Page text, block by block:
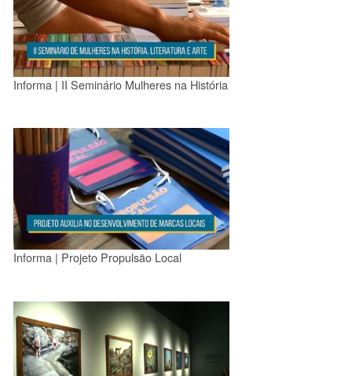
Informa | II Seminário Mulheres na História
Informa | Projeto Propulsão Local